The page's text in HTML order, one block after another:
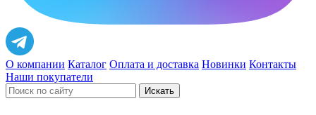
О компании Каталог Оплата и доставка Новинки Контакты
Наши покупатели
Искать